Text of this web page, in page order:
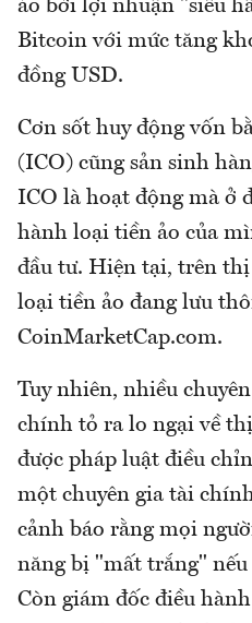
ảo bởi lợi nhuận "siêu
Bitcoin với mức tăng
đồng USD.
Cơn sốt huy động vốn
(ICO) cũng sản sinh
ICO là hoạt động mà ở
hành loại tiền ảo của
đầu tư. Hiện tại, trên
loại tiền ảo đang lưu
CoinMarketCap.com.
Tuy nhiên, nhiều
chính tỏ ra lo ngại về
được pháp luật điều
một chuyên gia tài
cảnh báo rằng mọi
năng bị "mất trắng"
Còn giám đốc điều